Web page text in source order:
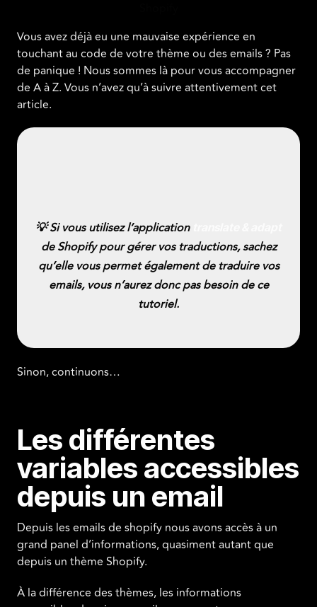
Vous avez déjà eu une mauvaise expérience en
touchant au code de votre thème ou des emails ? Pas
de panique ! Nous sommes là pour vous accompagner
de A à Z. Vous n’avez qu’à suivre attentivement cet
article.
💡 Si vous utilisez l’application
de Shopify pour gérer vos traductions, sachez
qu’elle vous permet également de traduire vos
emails, vous n’aurez donc pas besoin de ce
tutoriel.
Sinon, continuons…
Les différentes
variables accessibles
depuis un email
Depuis les emails de shopify nous avons accès à un
grand panel d’informations, quasiment autant que
depuis un thème Shopify.
À la différence des thèmes, les informations